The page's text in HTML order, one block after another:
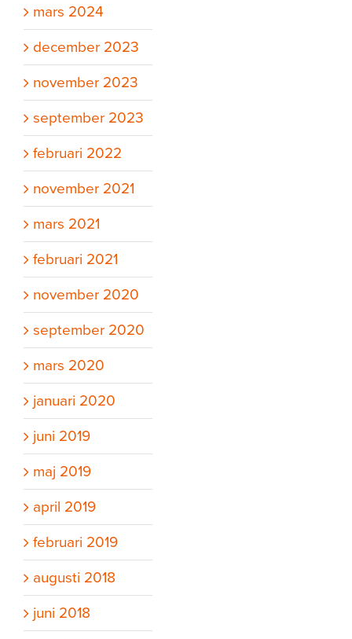
mars 2024
december 2023
november 2023
september 2023
februari 2022
november 2021
mars 2021
februari 2021
november 2020
september 2020
mars 2020
januari 2020
juni 2019
maj 2019
april 2019
februari 2019
augusti 2018
juni 2018